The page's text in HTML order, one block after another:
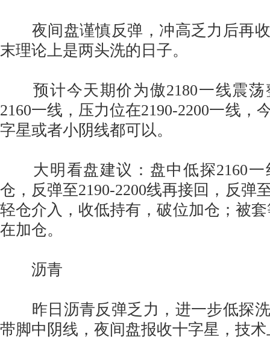
夜间盘谨慎反弹，冲高乏力后再收
末理论上是两头洗的日子。
预计今天期价为傲2180一线震荡
2160一线，压力位在2190-2200一线，
字星或者小阴线都可以。
大明看盘建议：盘中低探2160一
仓，反弹至2190-2200线再接回，反弹
轻仓介入，收低持有，破位加仓；被套
在加仓。
沥青
昨日沥青反弹乏力，进一步低探洗
带脚中阴线，夜间盘报收十字星，技